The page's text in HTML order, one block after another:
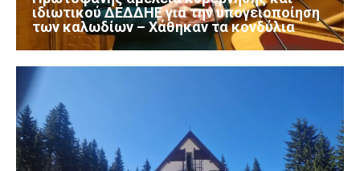
ιδιωτικού ΔΕΔΔΗΕ για την υπογειοποίηση
των καλωδίων – Χάθηκαν τα κονδύλια